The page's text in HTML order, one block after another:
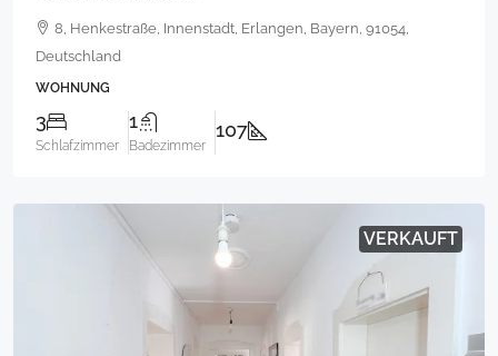
8, Henkestraße, Innenstadt, Erlangen, Bayern, 91054,
Deutschland
WOHNUNG
3
Schlafzimmer
1
Badezimmer
107
VERKAUFT